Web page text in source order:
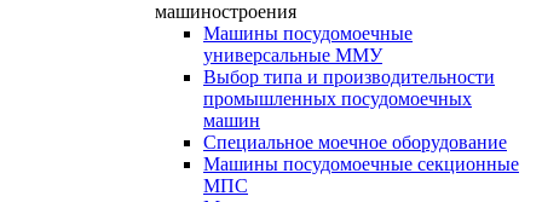
машиностроения
Машины посудомоечные
универсальные ММУ
Выбор типа и производительности
промышленных посудомоечных
машин
Специальное моечное оборудование
Машины посудомоечные секционные
МПС